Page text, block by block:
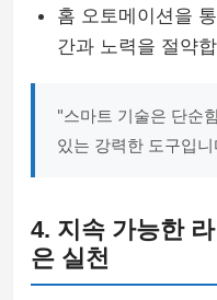
홈 오토메이션을
간과 노력을 절약
"스마트 기술은 단순
있는 강력한 도구입
4. 지속 가능한
은 실천